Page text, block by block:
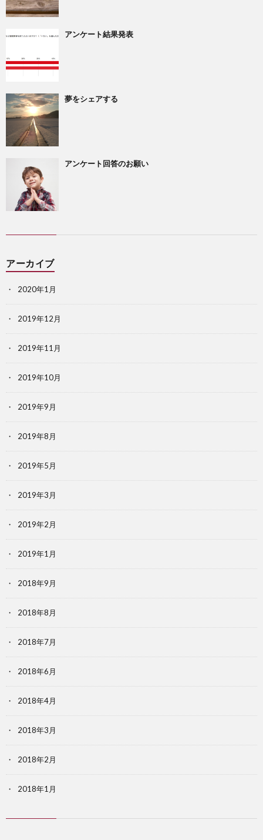
アンケート結果発表
夢をシェアする
アンケート回答のお願い
アーカイブ
2020年1月
2019年12月
2019年11月
2019年10月
2019年9月
2019年8月
2019年5月
2019年3月
2019年2月
2019年1月
2018年9月
2018年8月
2018年7月
2018年6月
2018年4月
2018年3月
2018年2月
2018年1月